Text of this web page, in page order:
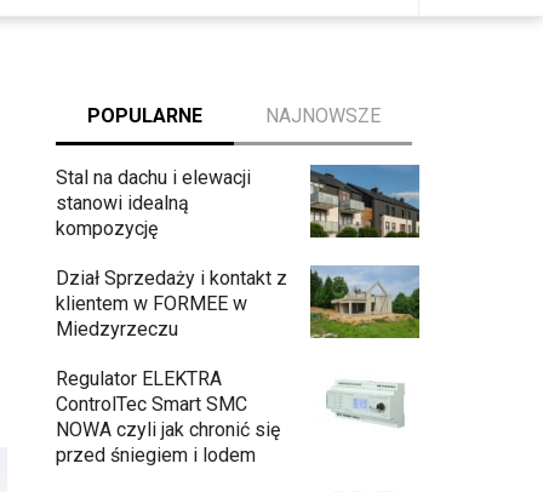
POPULARNE NAJNOWSZE
Stal na dachu i elewacji
stanowi idealną
kompozycję
Dział Sprzedaży i kontakt z
klientem w FORMEE w
Miedzyrzeczu
Regulator ELEKTRA
ControlTec Smart SMC
NOWA czyli jak chronić się
przed śniegiem i lodem